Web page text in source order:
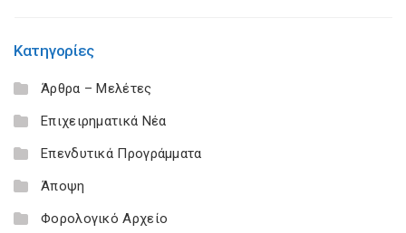
Κατηγορίες
Άρθρα – Μελέτες
Επιχειρηματικά Νέα
Επενδυτικά Προγράμματα
Άποψη
Φορολογικό Αρχείο